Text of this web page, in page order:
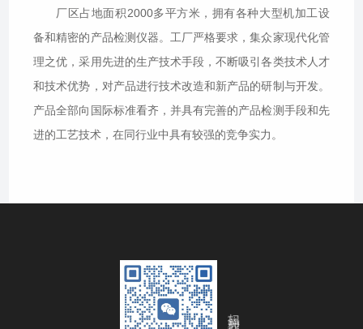
厂区占地面积2000多平方米，拥有各种大型机加工设
备和精密的产品检测仪器。工厂严格要求，集众家现代化管
理之优，采用先进的生产技术手段，不断吸引各类技术人才
和技术优势，对产品进行技术改造和新产品的研制与开发。
产品全部向国际标准看齐，并具有完善的产品检测手段和先
进的工艺技术，在同行业中具有较强的竞争实力。